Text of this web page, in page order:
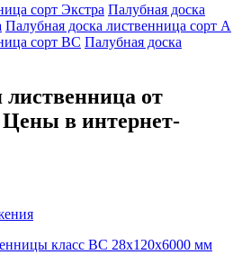
сорт Экстра Палубная доска
Палубная доска лиственница сорт А
сорт BC Палубная доска
лиственница от
Цены в интернет-
класс ВC 28x120x6000 мм